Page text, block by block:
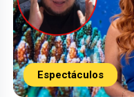
Espectáculos